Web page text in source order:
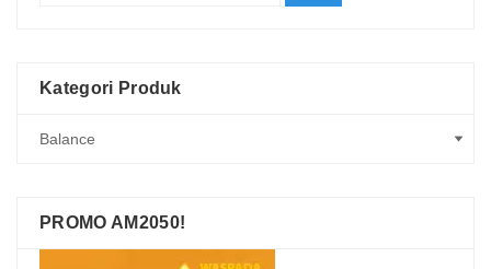
Kategori Produk
PROMO AM2050!